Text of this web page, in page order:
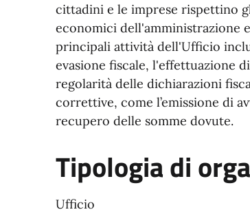
cittadini e le imprese rispettino
economici dell'amministrazione
principali attività dell'Ufficio
evasione fiscale, l'effettuazione
regolarità delle dichiarazioni
correttive, come l’emissione di
recupero delle somme dovute.
Tipologia di
Ufficio